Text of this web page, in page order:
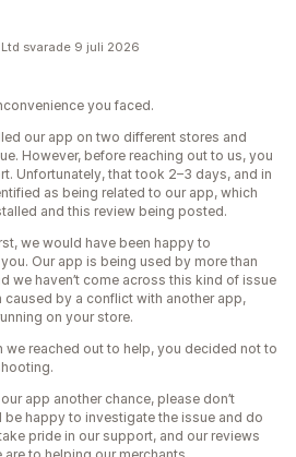
svarade 9 juli 2026
you faced.
our app on two different stores and
However, before reaching out to us, you
Unfortunately, that took 2–3 days, and in
as being related to our app, which
and this review being posted.
we would have been happy to
Our app is being used by more than
we haven’t come across this kind of issue
caused by a conflict with another app,
on your store.
we reached out to help, you decided not to
app another chance, please don’t
be happy to investigate the issue and do
pride in our support, and our reviews